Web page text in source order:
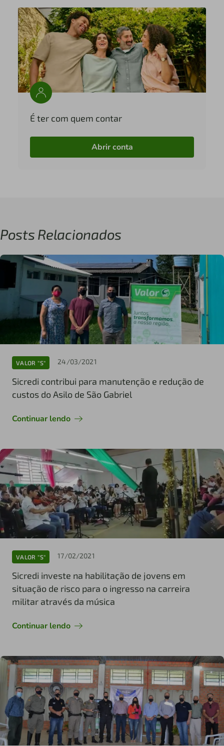
É ter com quem contar
Abrir conta
Posts Relacionados
VALOR "S" 24/03/2021
Sicredi contribui para manutenção e redução de
custos do Asilo de São Gabriel
Continuar lendo
VALOR "S" 17/02/2021
Sicredi investe na habilitação de jovens em
situação de risco para o ingresso na carreira
militar através da música
Continuar lendo